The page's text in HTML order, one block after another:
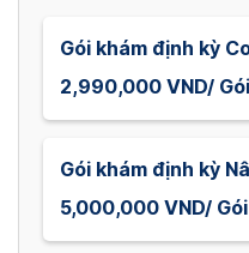
Gói khám định kỳ
2,990,000 VND/ Gói
Gói khám định kỳ
5,000,000 VND/ Gói